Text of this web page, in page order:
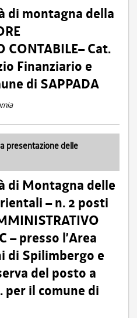
di montagna della
Cat.
Finanziario e
di SAPPADA
presentazione delle
di Montagna delle
– n. 2 posti
– presso l’Area
di Spilimbergo e
del posto a
per il comune di